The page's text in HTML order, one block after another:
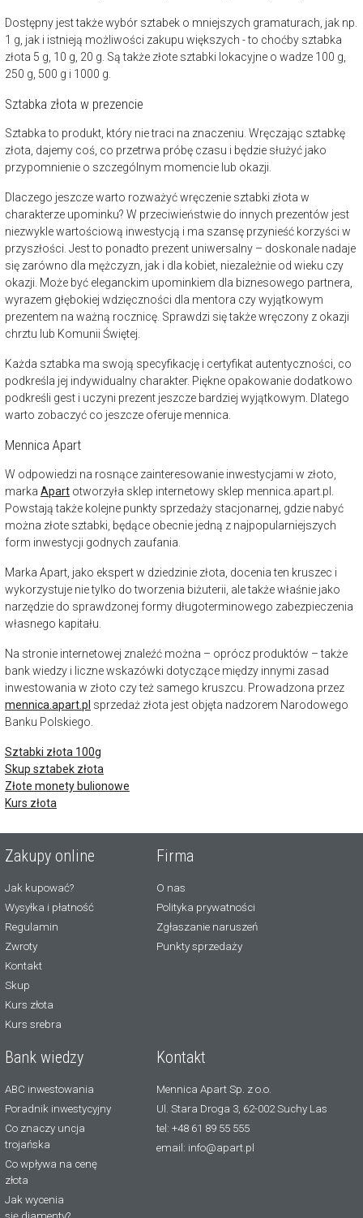
Dostępny jest także wybór sztabek o mniejszych gramaturach, jak np.
1 g, jak i istnieją możliwości zakupu większych - to choćby sztabka
złota 5 g, 10 g, 20 g. Są także złote sztabki lokacyjne o wadze 100 g,
250 g, 500 g i 1000 g.
Sztabka złota w prezencie
Sztabka to produkt, który nie traci na znaczeniu. Wręczając sztabkę
złota, dajemy coś, co przetrwa próbę czasu i będzie służyć jako
przypomnienie o szczególnym momencie lub okazji.
Dlaczego jeszcze warto rozważyć wręczenie sztabki złota w
charakterze upominku? W przeciwieństwie do innych prezentów jest
niezwykle wartościową inwestycją i ma szansę przynieść korzyści w
przyszłości. Jest to ponadto prezent uniwersalny – doskonale nadaje
się zarówno dla mężczyzn, jak i dla kobiet, niezależnie od wieku czy
okazji. Może być eleganckim upominkiem dla biznesowego partnera,
wyrazem głębokiej wdzięczności dla mentora czy wyjątkowym
prezentem na ważną rocznicę. Sprawdzi się także wręczony z okazji
chrztu lub Komunii Świętej.
Każda sztabka ma swoją specyfikację i certyfikat autentyczności, co
podkreśla jej indywidualny charakter. Piękne opakowanie dodatkowo
podkreśli gest i uczyni prezent jeszcze bardziej wyjątkowym. Dlatego
warto zobaczyć co jeszcze oferuje mennica.
Mennica Apart
W odpowiedzi na rosnące zainteresowanie inwestycjami w złoto,
marka Apart otworzyła sklep internetowy sklep mennica.apart.pl.
Powstają także kolejne punkty sprzedaży stacjonarnej, gdzie nabyć
można złote sztabki, będące obecnie jedną z najpopularniejszych
form inwestycji godnych zaufania.
Marka Apart, jako ekspert w dziedzinie złota, docenia ten kruszec i
wykorzystuje nie tylko do tworzenia biżuterii, ale także właśnie jako
narzędzie do sprawdzonej formy długoterminowego zabezpieczenia
własnego kapitału.
Na stronie internetowej znaleźć można – oprócz produktów – także
bank wiedzy i liczne wskazówki dotyczące między innymi zasad
inwestowania w złoto czy też samego kruszcu. Prowadzona przez
mennica.apart.pl sprzedaż złota jest objęta nadzorem Narodowego
Banku Polskiego.
Sztabki złota 100g
Skup sztabek złota
Złote monety bulionowe
Kurs złota
Zakupy online
Jak kupować?
Wysyłka i płatność
Regulamin
Zwroty
Kontakt
Skup
Kurs złota
Kurs srebra
Firma
O nas
Polityka prywatności
Zgłaszanie naruszeń
Punkty sprzedaży
Bank wiedzy
ABC inwestowania
Poradnik inwestycyjny
Co znaczy uncja
trojańska
Co wpływa na cenę
złota
Jak wycenia
Kontakt
Mennica Apart Sp. z o.o.
Ul. Stara Droga 3, 62-002 Suchy Las
tel: +48 61 89 55 555
email: info@apart.pl